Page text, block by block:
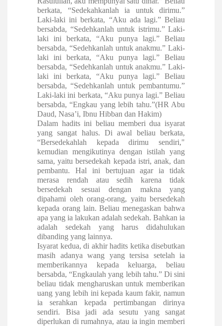
berkata, “Sedekahkanlah ia untuk dirimu.”
Laki-laki ini berkata, “Aku ada lagi.” Beliau
bersabda, “Sedehkanlah untuk istrimu.” Laki-
laki ini berkata, “Aku punya lagi.” Beliau
bersabda, “Sedehkanlah untuk anakmu.” Laki-
laki ini berkata, “Aku punya lagi.” Beliau
bersabda, “Sedehkanlah untuk anakmu.” Laki-
laki ini berkata, “Aku punya lagi.” Beliau
bersabda, “Sedehkanlah untuk pembantumu.”
Laki-laki ini berkata, “Aku punya lagi.” Beliau
bersabda, “Engkau yang lebih tahu.”(HR Abu
Daud, Nasa’i, Ibnu Hibban dan Hakim)
Dalam hadits ini beliau memberi dua isyarat
yang sangat halus. Di awal beliau berkata,
“Bersedekahlah kepada dirimu sendiri,"
kemudian mengikutinya dengan istilah yang
sama, yaitu bersedekah kepada istri, anak, dan
pembantu. Hal ini bertujuan agar ia tidak
merasa rendah atau sedih karena tidak
bersedekah sesuai dengan makna yang
dipahami oleh orang-orang, yaitu bersedekah
kepada orang lain. Beliau menegaskan bahwa
apa yang ia lakukan adalah sedekah. Bahkan ia
adalah sedekah yang harus didahulukan
dibanding yang lainnya.
Isyarat kedua, di akhir hadits ketika disebutkan
masih adanya wang yang tersisa setelah ia
memberikannya kepada keluarga, beliau
bersabda, “Engkaulah yang lebih tahu.” Di sini
beliau tidak mengharuskan untuk memberikan
uang yang lebih ini kepada kaum fakir, namun
ia serahkan kepada pertimbangan dirinya
sendiri. Bisa jadi ada sesutu yang sangat
diperlukan di rumahnya, atau ia ingin memberi